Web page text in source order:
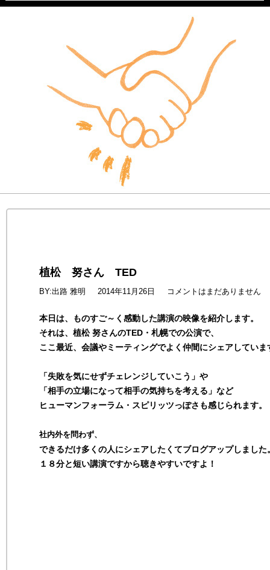
植松 努さん TED
BY:出路 雅明 2014年11月26日 コメントはまだありません
本日は、ものすご～く感動した講演の映像を紹介します。
それは、植松 努さんのTED・札幌での公演で、
ここ最近、会議やミーティングでよく仲間にシェアしていま
「失敗を気にせずチェレンジしていこう」や
「相手の立場になって相手の気持ちを考える」など
ヒューマンフォーラム・スピリッツっぽさも感じられます。
社内外を問わず、
できるだけ多くの人にシェアしたくてブログアップしました
１８分と短い講演ですから聴きやすいですよ！